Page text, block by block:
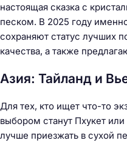
настоящая сказка с
песком. В 2025 году
сохраняют статус лучших
качества, а также
Азия: Тайланд и
Для тех, кто ищет что-то
выбором станут Пхукет
лучше приезжать в сухой